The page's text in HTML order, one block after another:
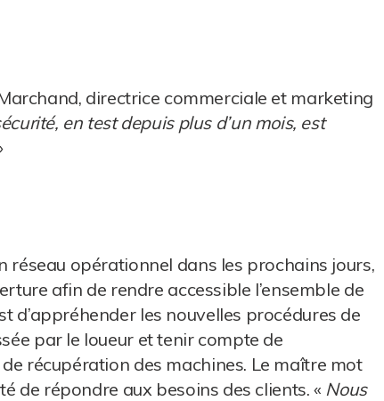
directrice commerciale et marketing
en test depuis plus d’un mois, est
opérationnel dans les prochains jours,
afin de rendre accessible l’ensemble de
d’appréhender les nouvelles procédures de
par le loueur et tenir compte de
récupération des machines. Le maître mot
de répondre aux besoins des clients. « Nous